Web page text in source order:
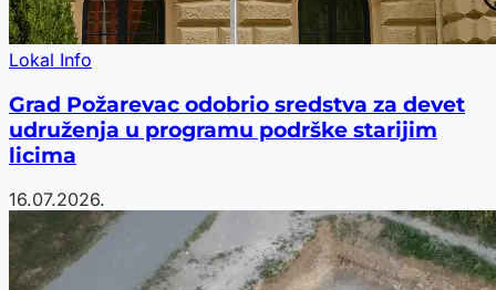
Lokal Info
Grad Požarevac odobrio sredstva za devet
udruženja u programu podrške starijim
licima
16.07.2026.